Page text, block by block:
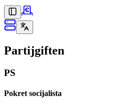
Partijgiften
PS
Pokret socijalista